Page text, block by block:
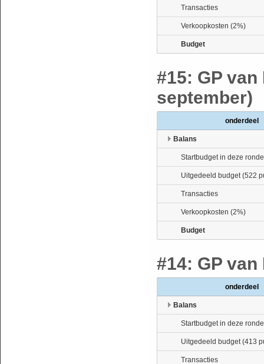
Transacties
Verkoopkosten (2%)
Budget
#15: GP
september)
onderdeel
Balans
Startbudget in deze ronde
Uitgedeeld budget (522
Transacties
Verkoopkosten (2%)
Budget
#14: GP
onderdeel
Balans
Startbudget in deze ronde
Uitgedeeld budget (413
Transacties